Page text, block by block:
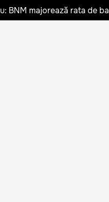
BNM majorează rata de